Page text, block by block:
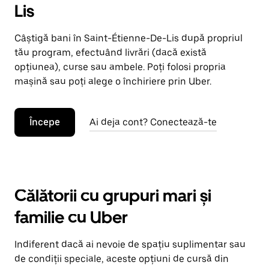
Lis
Câștigă bani în Saint-Étienne-De-Lis după propriul
tău program, efectuând livrări (dacă există
opțiunea), curse sau ambele. Poți folosi propria
mașină sau poți alege o închiriere prin Uber.
Începe Ai deja cont? Conectează-te
Călătorii cu grupuri mari și
familie cu Uber
Indiferent dacă ai nevoie de spațiu suplimentar sau
de condiții speciale, aceste opțiuni de cursă din